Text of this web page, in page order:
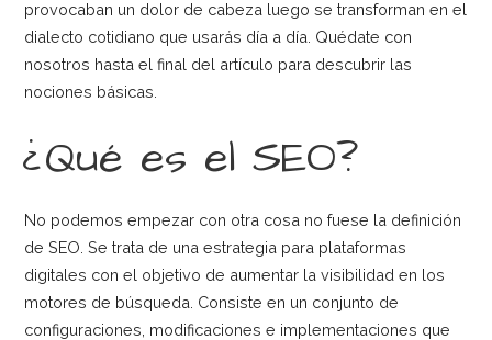
provocaban un dolor de cabeza luego se transforman en el
dialecto cotidiano que usarás día a día. Quédate con
nosotros hasta el final del artículo para descubrir las
nociones básicas.
¿Qué es el SEO?
No podemos empezar con otra cosa no fuese la definición
de SEO. Se trata de una estrategia para plataformas
digitales con el objetivo de aumentar la visibilidad en los
motores de búsqueda. Consiste en un conjunto de
configuraciones, modificaciones e implementaciones que